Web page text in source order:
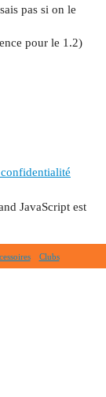
pas si on le
pour le 1.2)
JavaScript est
Clubs